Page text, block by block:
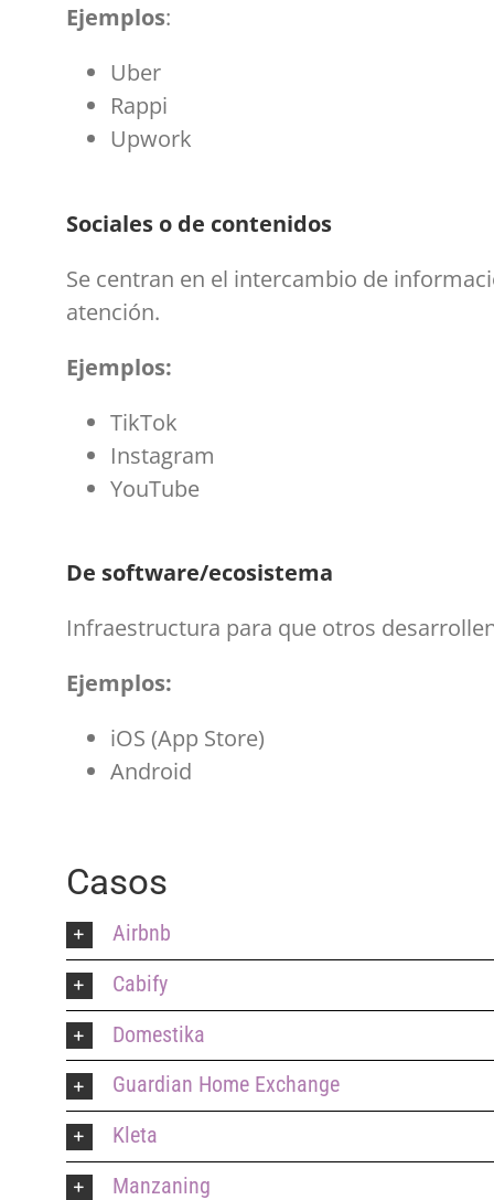
Ejemplos:
Uber
Rappi
Upwork
Sociales o de contenidos
Se centran en el intercambio de
atención.
Ejemplos:
TikTok
Instagram
YouTube
De software/ecosistema
Infraestructura para que otros
Ejemplos:
iOS (App Store)
Android
Casos
Airbnb
Cabify
Domestika
Guardian Home Exchange
Kleta
Manzaning